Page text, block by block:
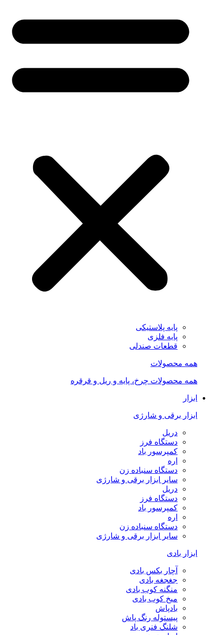
پایه پلاستیکی
پایه فلزی
قطعات صندلی
همه محصولات
همه محصولات چرخ، پایه و ریل و قرقره
ابزار
ابزار برقی و شارژی
دریل
دستگاه فرز
کمپرسور باد
اره
دستگاه سنباده زن
سایر ابزار برقی و شارژی
دریل
دستگاه فرز
کمپرسور باد
اره
دستگاه سنباده زن
سایر ابزار برقی و شارژی
ابزار بادی
آچار بکس بادی
جغجغه بادی
منگنه کوب بادی
میخ کوب بادی
بادپاش
پیستوله رنگ پاش
شلنگ فنری باد